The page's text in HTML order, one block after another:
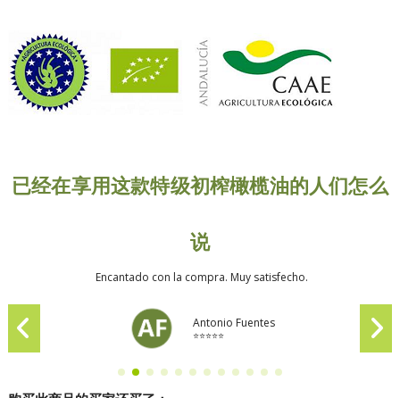
已经在享用这款特级初榨橄榄油的人们怎么
说
Encantado con la compra. Muy satisfecho.
Antonio Fuentes
⭐⭐⭐⭐⭐